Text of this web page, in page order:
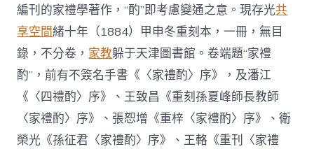
編刊的家禮學著作，“酌”即考慮變通之意。現存光共
享空間緒十年（1884）甲申冬重刻本，一冊，無目
錄，不分卷， 家教躲于天津圖書館。卷端題“家禮
酌”，前有不簽名手書《〈家禮酌〉序》，及潘江
《〈四禮酌〉序》、王致昌《重刻孫夏峰師長教師
〈家禮酌〉序》、張恕增《重梓〈家禮酌〉序》、衛
榮光《孫征君〈家禮酌〉序》、王輅《重刊〈家禮